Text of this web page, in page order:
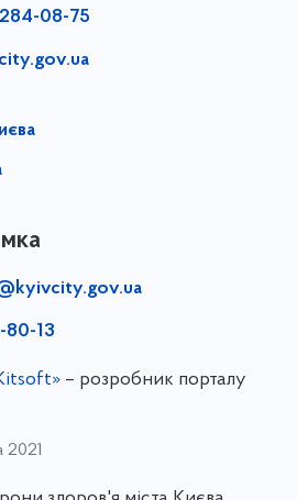
08-75
80-13
– розробник порталу
2021